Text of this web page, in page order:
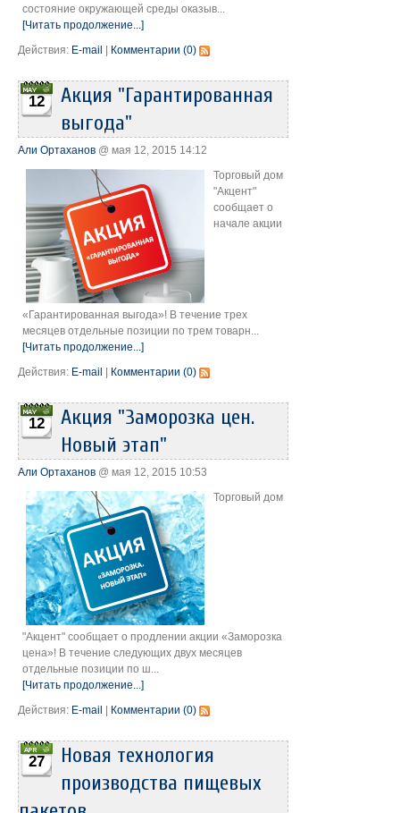
состояние окружающей среды оказыв...
[Читать продолжение...]
Действия: E-mail | Комментарии (0)
12
Акция "Гарантированная
выгода"
Али Ортаханов @ мая 12, 2015 14:12
Торговый дом
"Акцент"
сообщает о
начале акции
«Гарантированная выгода»! В течение трех
месяцев отдельные позиции по трем товарн...
[Читать продолжение...]
Действия: E-mail | Комментарии (0)
12
Акция "Заморозка цен.
Новый этап"
Али Ортаханов @ мая 12, 2015 10:53
Торговый дом
"Акцент" сообщает о продлении акции «Заморозка
цена»! В течение следующих двух месяцев
отдельные позиции по ш...
[Читать продолжение...]
Действия: E-mail | Комментарии (0)
27
Новая технология
производства пищевых